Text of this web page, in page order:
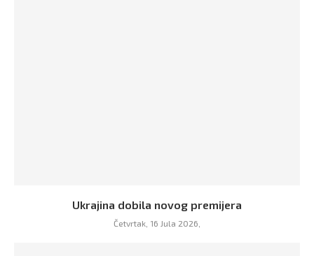
Ukrajina dobila novog premijera
Četvrtak, 16 Jula 2026,